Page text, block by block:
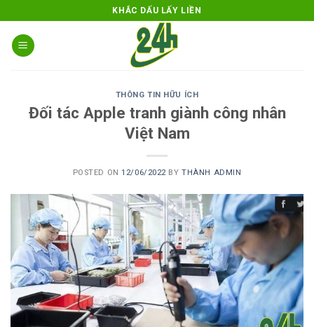
to
content
KHẮC DẤU LẤY LIỀN
THÔNG TIN HỮU ÍCH
Đối tác Apple tranh giành công nhân
Việt Nam
POSTED ON12/06/2022 BYTHÀNH ADMIN